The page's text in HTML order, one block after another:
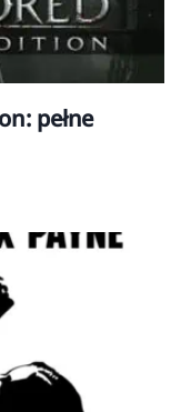
pełne